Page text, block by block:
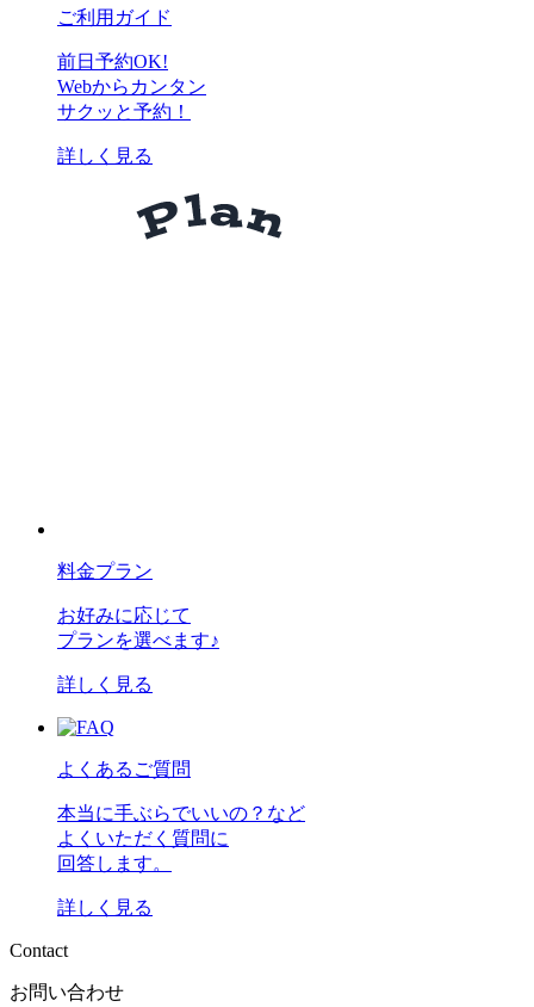
ご利用ガイド
前日予約OK!
Webからカンタン
サクッと予約！
詳しく見る
料金プラン
お好みに応じて
プランを選べます♪
詳しく見る
よくあるご質問
本当に手ぶらでいいの？など
よくいただく質問に
回答します。
詳しく見る
Contact
お問い合わせ